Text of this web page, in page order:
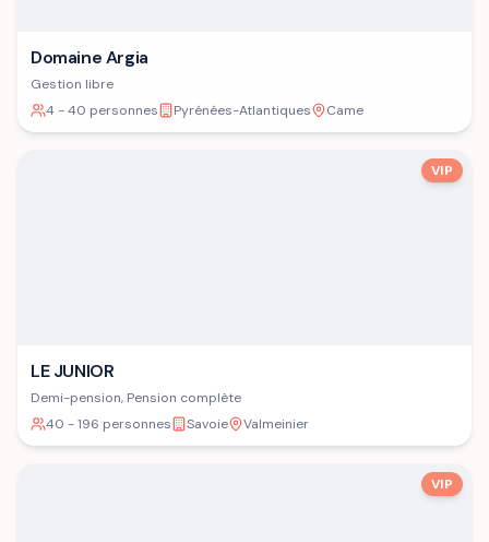
Domaine Argia
Gestion libre
4 - 40 personnes
Pyrénées-Atlantiques Came
VIP
LE JUNIOR
Demi-pension, Pension complète
40 - 196 personnes
Savoie Valmeinier
VIP